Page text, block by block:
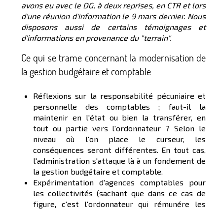
avons eu avec le DG, à deux reprises, en CTR et lors
d'une réunion d'information le 9 mars dernier. Nous
disposons aussi de certains témoignages et
d'informations en provenance du "terrain".
Ce qui se trame concernant la modernisation de
la gestion budgétaire et comptable.
Réflexions sur la responsabilité pécuniaire et
personnelle des comptables ; faut-il la
maintenir en l'état ou bien la transférer, en
tout ou partie vers l'ordonnateur ? Selon le
niveau où l'on place le curseur, les
conséquences seront différentes. En tout cas,
l'administration s'attaque là à un fondement de
la gestion budgétaire et comptable.
Expérimentation d'agences comptables pour
les collectivités (sachant que dans ce cas de
figure, c'est l'ordonnateur qui rémunére les